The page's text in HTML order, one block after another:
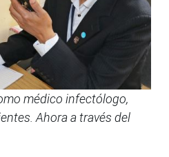
médico infectólogo,
Ahora a través del